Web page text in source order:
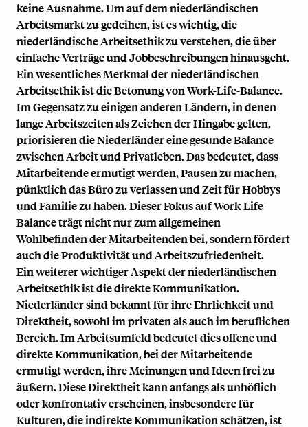
keine Ausnahme. Um auf dem niederländischen
Arbeitsmarkt zu gedeihen, ist es wichtig, die
niederländische Arbeitsethik zu verstehen, die über
einfache Verträge und Jobbeschreibungen hinausgeht.
Ein wesentliches Merkmal der niederländischen
Arbeitsethik ist die Betonung vonWork-Life-Balance.
Im Gegensatz zu einigen anderen Ländern, in denen
lange Arbeitszeiten als Zeichen der Hingabe gelten,
priorisieren die Niederländer eine gesunde Balance
zwischen Arbeit und Privatleben. Das bedeutet, dass
Mitarbeitende ermutigt werden, Pausen zu machen,
pünktlich das Büro zu verlassen und Zeit für Hobbys
und Familie zu haben. Dieser Fokus auf Work-Life-
Balance trägt nicht nur zum allgemeinen
Wohlbefinden der Mitarbeitenden bei, sondern fördert
auch die Produktivität und Arbeitszufriedenheit.
Ein weiterer wichtiger Aspekt der niederländischen
Arbeitsethik ist die direkte Kommunikation.
Niederländer sind bekannt für ihre Ehrlichkeit und
Direktheit, sowohl im privaten als auch im beruflichen
Bereich. Im Arbeitsumfeld bedeutet dies offene und
direkte Kommunikation, bei der Mitarbeitende
ermutigt werden, ihre Meinungen und Ideen frei zu
äußern. Diese Direktheit kann anfangs als unhöflich
oder konfrontativ erscheinen, insbesondere für
Kulturen, die indirekte Kommunikation schätzen, ist